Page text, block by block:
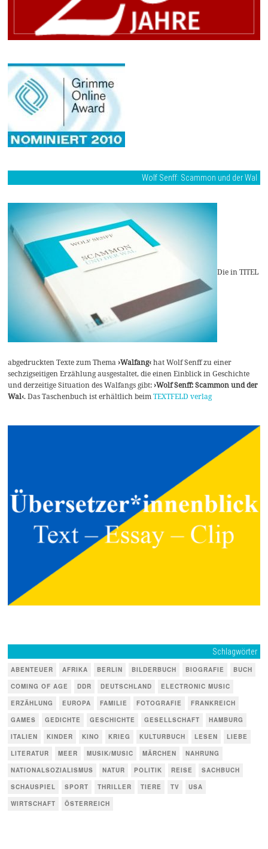
Wolf Senff: Scammon und der Wal
Die in TITEL
abgedruckten Texte zum Thema›Walfang‹hat Wolf Senff zu einer
sechzigseitigen Erzählung ausgestaltet, die einen Einblick in Geschichte
und derzeitige Situation des Walfangs gibt:›Wolf Senff: Scammon und der
Wal‹. Das Taschenbuch ist erhältlich beimTEXTFELD verlag
Schlagwörter
ABENTEUER AFRIKA BERLIN BILDERBUCH BIOGRAFIE
BUCH
COMING OF AGE
DDR DEUTSCHLAND
ELECTRONIC MUSIC
ERZÄHLUNG
EUROPA FAMILIE FOTOGRAFIE
FRANKREICH
GAMES
GEDICHTE GESCHICHTE GESELLSCHAFT
HAMBURG
ITALIEN
KINDER KINO KRIEG KULTURBUCH LESEN
LIEBE
LITERATUR
MEER MUSIK/MUSIC MÄRCHEN
NAHRUNG
NATIONALSOZIALISMUS
NATUR POLITIK REISE
SACHBUCH
SCHAUSPIEL
SPORT THRILLER TIERE TV
USA
WIRTSCHAFT
ÖSTERREICH